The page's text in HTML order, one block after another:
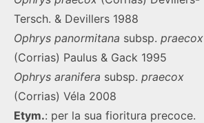
Tersch. & Devillers 1988
Ophrys panormitana subsp. praecox
(Corrias) Paulus & Gack 1995
Ophrys aranifera subsp. praecox
(Corrias) Véla 2008
Etym.: per la sua fioritura precoce.